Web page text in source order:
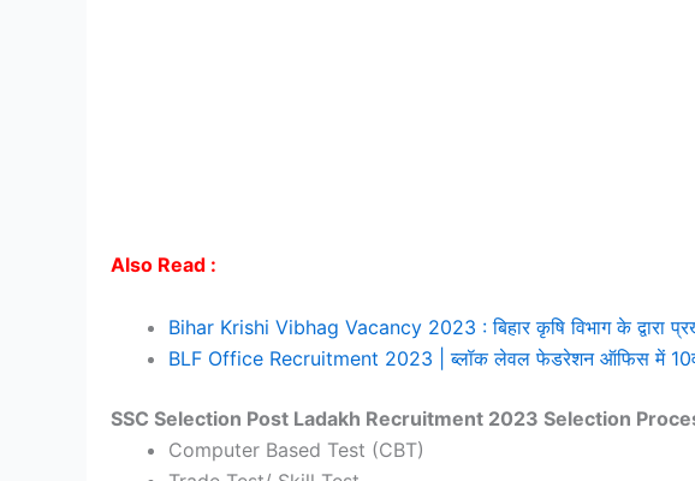
Also Read :
Bihar Krishi Vibhag Vacancy 2023 : बिहार कृषि विभाग के द्वारा
BLF Office Recruitment 2023 | ब्लॉक लेवल फेडरेशन ऑफिस में
SSC Selection Post Ladakh Recruitment 2023 Selection
Computer Based Test (CBT)